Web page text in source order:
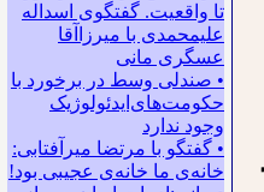
‌تا واقعیت. گفتگوی اسداله
علیمحمدی با میرزاآقا
عسگری ‌مانی
• صندلی وسط در برخورد با
حکومت‌های‌ایدئولوژیک
وجود ندارد
• گفتگو با مرتضا میرآفتابی:
ﺧﺎﻧﻪﻯ ﻣﺎ ﺧﺎﻧﻪﻯ ﻋﺠﻴﺒﻰ ﺑﻮﺩ!